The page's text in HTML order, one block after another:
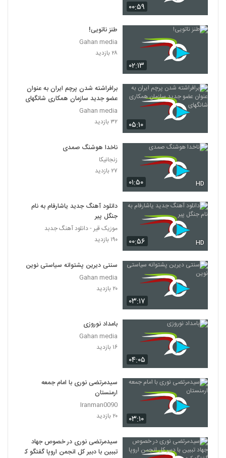
۰۰:۵۹
۰۲:۱۳
طنز ناتویی!
Gahan media
۲۸ بازدید
۰۵:۱۰
برافراشته شدن پرچم ایران به عنوان
عضو جدید سازمان همکاری شانگهای
Gahan media
۳۲ بازدید
۰۱:۵۰ HD
ناخدا هوشنگ صمدی
زنجانیکا
۲۷ بازدید
۰۰:۵۶ HD
دانلود آهنگ جدید یاشارفام به نام
جنگل پیر
موزیک قیر - دانلود آهنگ جدبد
۱۹۰ بازدید
۰۳:۱۷
سنتی دیرین پشتوانه سیاستی نوین
Gahan media
۲۰ بازدید
۰۴:۰۵
بامداد نوروزی
Gahan media
۱۶ بازدید
۰۳:۱۰
سیدمرتضی نوری با امام جمعه
ارمنستان
Iranman0090
۲۰ بازدید
سیدمرتضی نوری در خصوص جهاد
تببین با دبیر کل انجمن اروپا گفتگو کرد